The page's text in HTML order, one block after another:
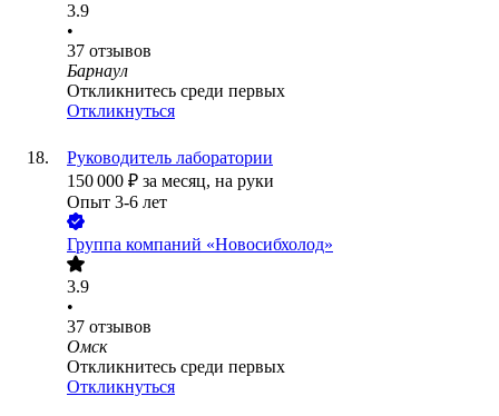
3.9
•
37 отзывов
Барнаул
Откликнитесь среди первых
Откликнуться
Руководитель лаборатории
150 000 ₽ за месяц, на руки
Опыт 3-6 лет
Группа компаний «Новосибхолод»
3.9
•
37 отзывов
Омск
Откликнитесь среди первых
Откликнуться